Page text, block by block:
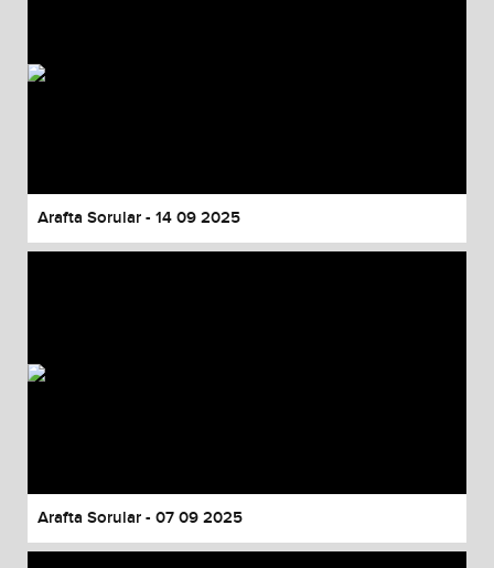
Arafta Sorular - 14 09 2025
Arafta Sorular - 07 09 2025